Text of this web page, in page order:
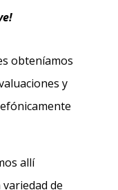
obteníamos
y
allí
de